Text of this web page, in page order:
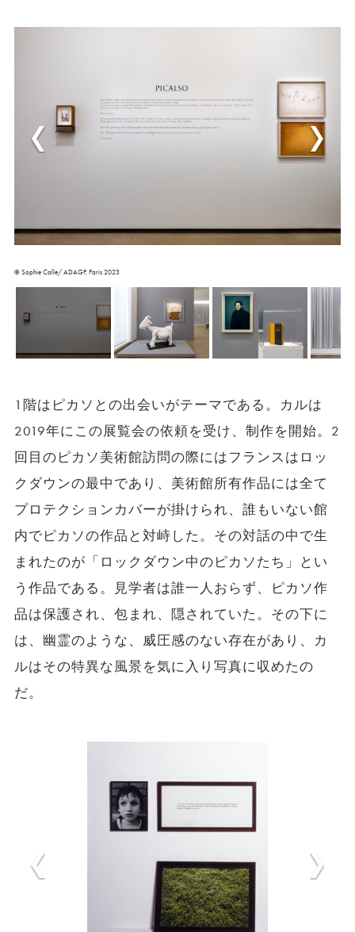
© Sophie Calle/ ADAGP, Paris 2023
1階はピカソとの出会いがテーマである。カルは
2019年にこの展覧会の依頼を受け、制作を開始。2
回目のピカソ美術館訪問の際にはフランスはロッ
クダウンの最中であり、美術館所有作品には全て
プロテクションカバーが掛けられ、誰もいない館
内でピカソの作品と対峙した。その対話の中で生
まれたのが「ロックダウン中のピカソたち」とい
う作品である。見学者は誰一人おらず、ピカソ作
品は保護され、包まれ、隠されていた。その下に
は、幽霊のような、威圧感のない存在があり、カ
ルはその特異な風景を気に入り写真に収めたの
だ。